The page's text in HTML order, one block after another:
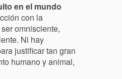
en el mundo
con la
omnisciente,
Ni hay
justificar tan gran
humano y animal,